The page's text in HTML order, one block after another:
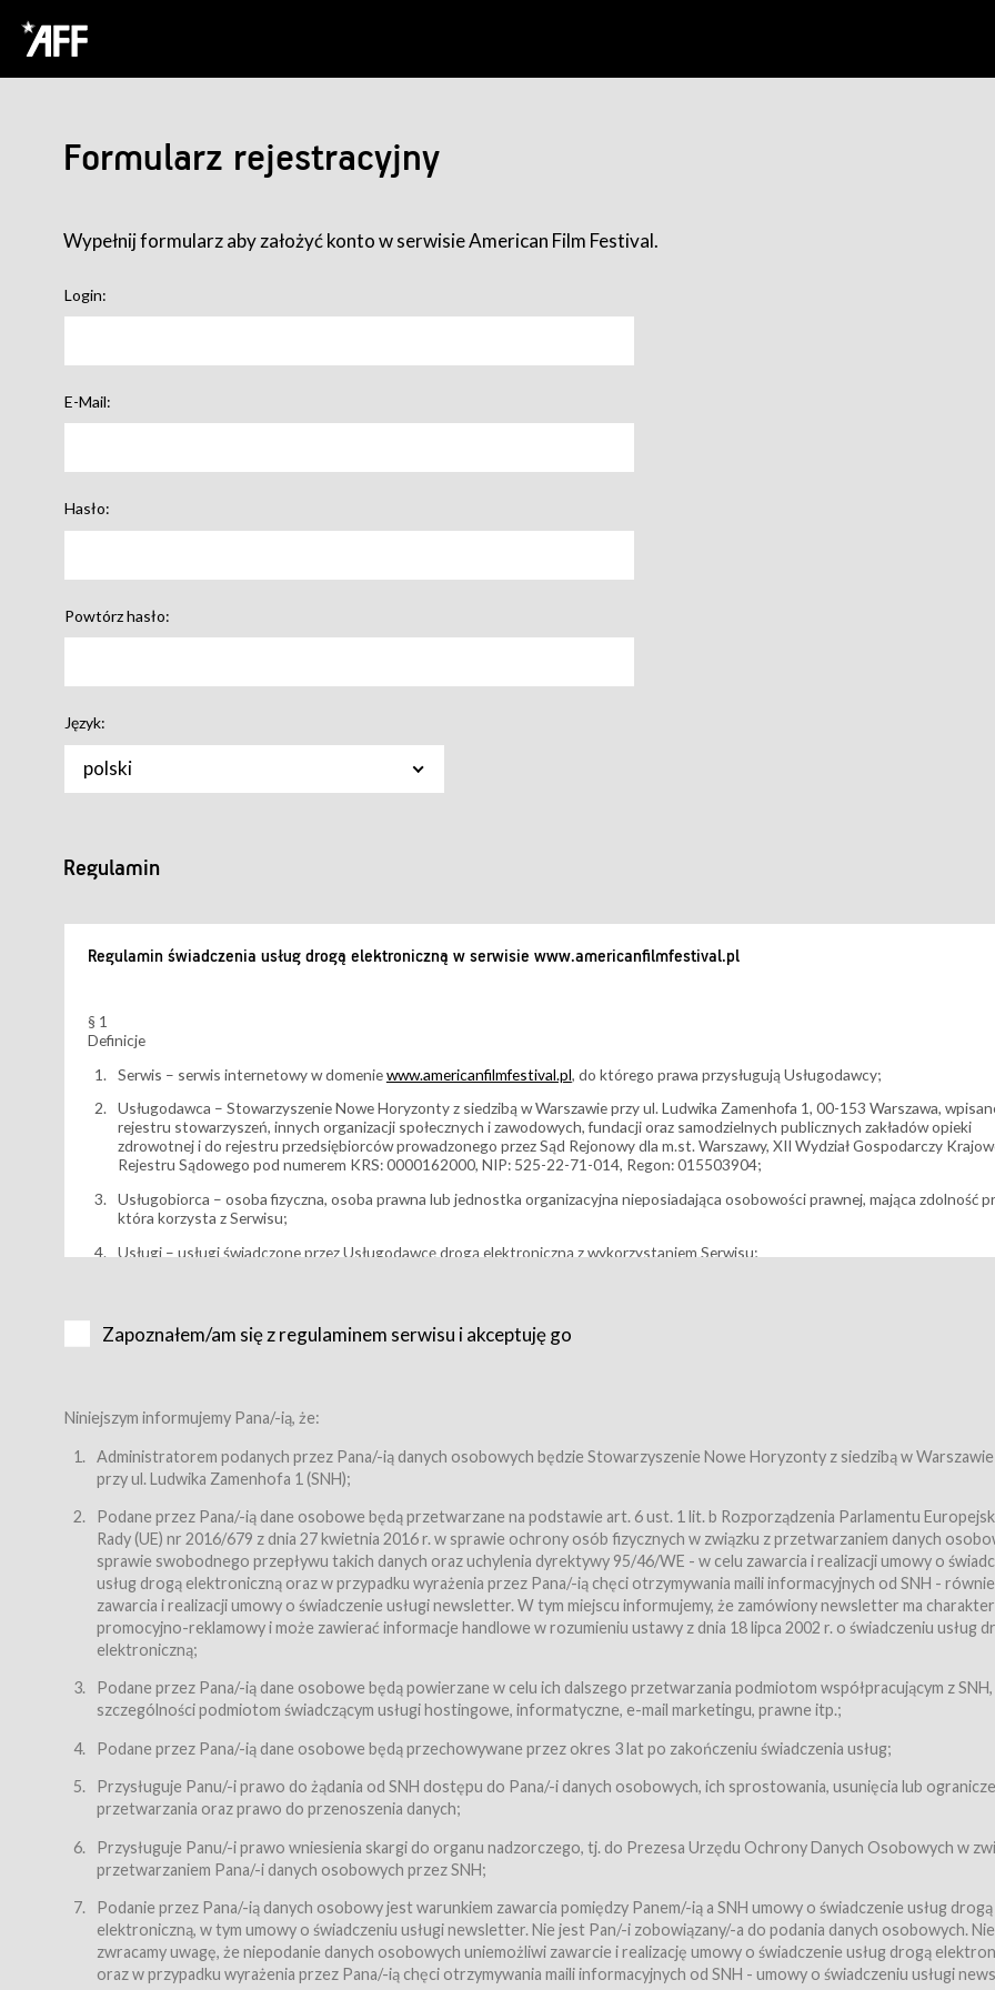
Formularz rejestracyjny
Wypełnij formularz aby założyć konto w serwisie American Film Festival.
Login:
E-Mail:
Hasło:
Powtórz hasło:
Język:
polski
Regulamin
Regulamin świadczenia usług drogą elektroniczną w serwisie www.americanfilmfestival.pl
§ 1
Definicje
Serwis – serwis internetowy w domeniewww.americanfilmfestival.pl, do którego prawa przysługują Usługodawcy;
Usługodawca – Stowarzyszenie Nowe Horyzonty z siedzibą w Warszawie przy ul. Ludwika Zamenhofa 1, 00-153 Warszawa,
rejestru stowarzyszeń, innych organizacji społecznych i zawodowych, fundacji oraz samodzielnych publicznych zakładów opieki
zdrowotnej i do rejestru przedsiębiorców prowadzonego przez Sąd Rejonowy dla m.st. Warszawy, XII Wydział Gospodarczy
Rejestru Sądowego pod numerem KRS: 0000162000, NIP: 525-22-71-014, Regon: 015503904;
Usługobiorca – osoba fizyczna, osoba prawna lub jednostka organizacyjna nieposiadająca osobowości prawnej, mająca zdolność
która korzysta z Serwisu;
Usługi – usługi świadczone przez Usługodawcę drogą elektroniczną z wykorzystaniem Serwisu;
Karnety – wybrane dokumenty potwierdzające zawarcie umowy z Usługodawcą i uprawniające do wzięcia udziału w Wydarzeniu,
Bilety – wybrane dokumenty potwierdzające zawarcie umowy z Usługodawcą i uprawniające do wzięcia udziału w Wydarzeniu,
przewidziane przez Usługodawcę dla danego Wydarzenia, tj. uprawniające do uczestnictwa w wielu albo w pojedynczych seansach
filmowych, wydarzeniach specjalnych i koncertach;
Sklep – sklep internetowy prowadzony przez Usługodawcę w Serwisie;
Regulamin – niniejszy regulamin.
§ 2
Postanowienia ogólne
Regulamin określa zasady:
świadczenia Usługobiorcom Usług przez Usługodawcę, z zastrzeżeniem usług, o których mowa w ust. 2 pkt. 4 i 5 poniżej,
zasady świadczenia precyzują odrębne regulaminy,
przetwarzania przez Usługodawcę danych osobowych Usługobiorców będących osobami fizycznymi.
Usługodawca świadczy w szczególności następujące Usługi:Usługodawca świadczy Usługi drogą elektroniczną w rozumieniu
dnia 18 lipca 2002 r. o świadczeniu usług drogą elektroniczną (Dz.U. z 2002 r., Nr 144, poz. 1204, z późń. zm.). Usługi świadczone są
nieodpłatnie.
usługę przeglądania i odczytywania przez Usługobiorców materiałów zamieszczanych w Serwisie,
usługę newsletter,
usługę zawierania na odległość umów nabycia Karnetów i Biletów,
usługę zawierania na odległość umów sprzedaży w Sklepie.
Usługodawca świadczy Usługi drogą elektroniczną w rozumieniu ustawy z dnia 18 lipca 2002 r. o świadczeniu usług drogą
(Dz.U. z 2002 r., Nr 144, poz. 1204, z późń. zm.). Usługi świadczone są nieodpłatnie.
Zapoznałem/am się z regulaminem serwisu i akceptuję go
Niniejszym informujemy Pana/-ią, że:
Administratorem podanych przez Pana/-ią danych osobowych będzie Stowarzyszenie Nowe Horyzonty z siedzibą w
przy ul. Ludwika Zamenhofa 1 (SNH);
Podane przez Pana/-ią dane osobowe będą przetwarzane na podstawie art. 6 ust. 1 lit. b Rozporządzenia Parlamentu
Rady (UE) nr 2016/679 z dnia 27 kwietnia 2016 r. w sprawie ochrony osób fizycznych w związku z przetwarzaniem danych
sprawie swobodnego przepływu takich danych oraz uchylenia dyrektywy 95/46/WE - w celu zawarcia i realizacji umowy o
usług drogą elektroniczną oraz w przypadku wyrażenia przez Pana/-ią chęci otrzymywania maili informacyjnych od SNH -
zawarcia i realizacji umowy o świadczenie usługi newsletter. W tym miejscu informujemy, że zamówiony newsletter ma charakter
promocyjno-reklamowy i może zawierać informacje handlowe w rozumieniu ustawy z dnia 18 lipca 2002 r. o świadczeniu usług
elektroniczną;
Podane przez Pana/-ią dane osobowe będą powierzane w celu ich dalszego przetwarzania podmiotom współpracującym z
szczególności podmiotom świadczącym usługi hostingowe, informatyczne, e-mail marketingu, prawne itp.;
Podane przez Pana/-ią dane osobowe będą przechowywane przez okres 3 lat po zakończeniu świadczenia usług;
Przysługuje Panu/-i prawo do żądania od SNH dostępu do Pana/-i danych osobowych, ich sprostowania, usunięcia lub
przetwarzania oraz prawo do przenoszenia danych;
Przysługuje Panu/-i prawo wniesienia skargi do organu nadzorczego, tj. do Prezesa Urzędu Ochrony Danych Osobowych w
przetwarzaniem Pana/-i danych osobowych przez SNH;
Podanie przez Pana/-ią danych osobowy jest warunkiem zawarcia pomiędzy Panem/-ią a SNH umowy o świadczenie usług drogą
elektroniczną, w tym umowy o świadczeniu usługi newsletter. Nie jest Pan/-i zobowiązany/-a do podania danych osobowych.
zwracamy uwagę, że niepodanie danych osobowych uniemożliwi zawarcie i realizację umowy o świadczenie usług drogą
oraz w przypadku wyrażenia przez Pana/-ią chęci otrzymywania maili informacyjnych od SNH - umowy o świadczeniu usługi